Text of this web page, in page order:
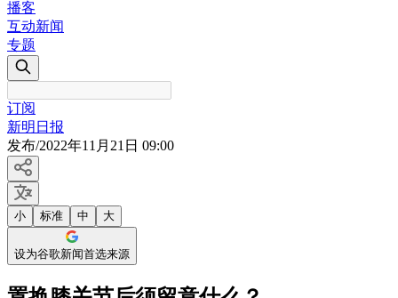
播客
互动新闻
专题
订阅
新明日报
发布/2022年11月21日 09:00
小 标准 中 大
设为谷歌新闻首选来源